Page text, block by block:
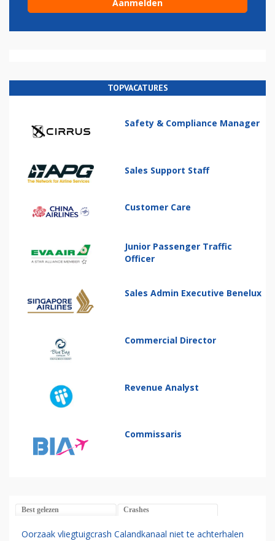
TOPVACATURES
Safety & Compliance Manager
Sales Support Staff
Customer Care
Junior Passenger Traffic
Officer
Sales Admin Executive Benelux
Commercial Director
Revenue Analyst
Commissaris
Best gelezen Crashes
Oorzaak vliegtuigcrash Calandkanaal niet te achterhalen